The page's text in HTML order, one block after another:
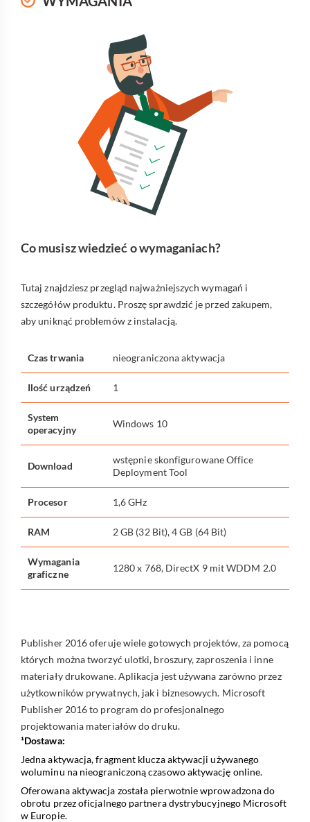
Co musisz wiedzieć o wymaganiach?
Tutaj znajdziesz przegląd najważniejszych wymagań i
szczegółów produktu. Proszę sprawdzić je przed zakupem,
aby uniknąć problemów z instalacją.
Czas trwania nieograniczona aktywacja
Ilość urządzeń 1
System
operacyjny
Windows 10
Download
wstępnie skonfigurowane Office
Deployment Tool
Procesor 1,6 GHz
RAM 2 GB (32 Bit), 4 GB (64 Bit)
Wymagania
graficzne
1280 x 768, DirectX 9 mit WDDM 2.0
Publisher 2016 oferuje wiele gotowych projektów, za pomocą
których można tworzyć ulotki, broszury, zaproszenia i inne
materiały drukowane. Aplikacja jest używana zarówno przez
użytkowników prywatnych, jak i biznesowych. Microsoft
Publisher 2016 to program do profesjonalnego
projektowania materiałów do druku.
¹Dostawa:
Jedna aktywacja, fragment klucza aktywacji używanego
woluminu na nieograniczoną czasowo aktywację online.
Oferowana aktywacja została pierwotnie wprowadzona do
obrotu przez oficjalnego partnera dystrybucyjnego Microsoft
w Europie.